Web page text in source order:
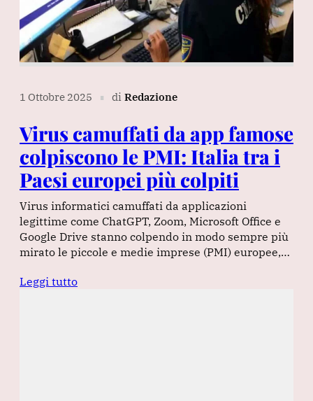
1 Ottobre 2025 ∎ di Redazione
Virus camuffati da app famose
colpiscono le PMI: Italia tra i
Paesi europei più colpiti
Virus informatici camuffati da applicazioni
legittime come ChatGPT, Zoom, Microsoft Office e
Google Drive stanno colpendo in modo sempre più
mirato le piccole e medie imprese (PMI) europee,…
Leggi tutto